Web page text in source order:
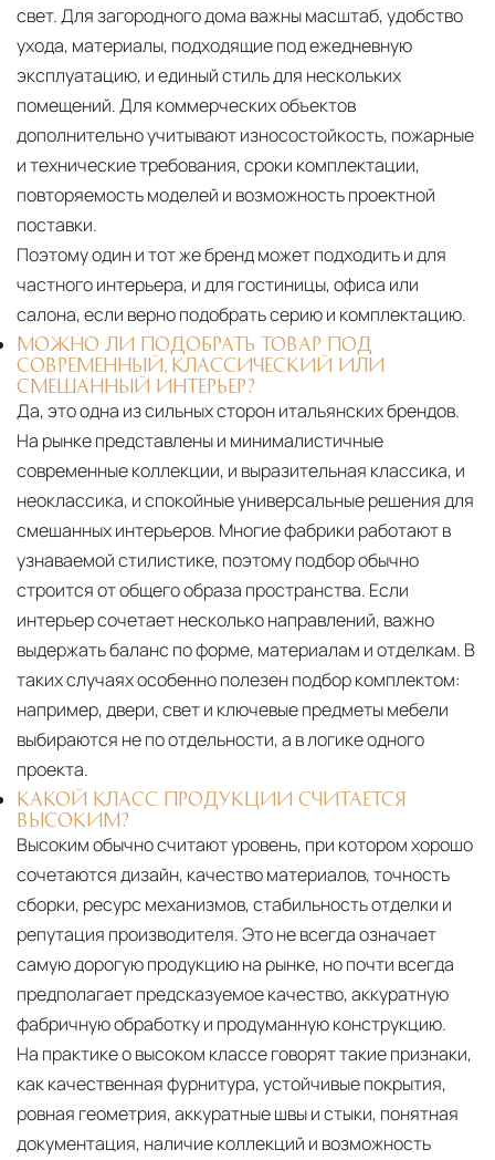
свет. Для загородного дома важны масштаб, удобство
ухода, материалы, подходящие под ежедневную
эксплуатацию, и единый стиль для нескольких
помещений. Для коммерческих объектов
дополнительно учитывают износостойкость, пожарные
и технические требования, сроки комплектации,
повторяемость моделей и возможность проектной
поставки.
Поэтому один и тот же бренд может подходить и для
частного интерьера, и для гостиницы, офиса или
салона, если верно подобрать серию и комплектацию.
МОЖНО ЛИ ПОДОБРАТЬ ТОВАР ПОД
СОВРЕМЕННЫЙ, КЛАССИЧЕСКИЙ ИЛИ
СМЕШАННЫЙ ИНТЕРЬЕР?
Да, это одна из сильных сторон итальянских брендов.
На рынке представлены и минималистичные
современные коллекции, и выразительная классика, и
неоклассика, и спокойные универсальные решения для
смешанных интерьеров. Многие фабрики работают в
узнаваемой стилистике, поэтому подбор обычно
строится от общего образа пространства. Если
интерьер сочетает несколько направлений, важно
выдержать баланс по форме, материалам и отделкам. В
таких случаях особенно полезен подбор комплектом:
например, двери, свет и ключевые предметы мебели
выбираются не по отдельности, а в логике одного
проекта.
КАКОЙ КЛАСС ПРОДУКЦИИ СЧИТАЕТСЯ
ВЫСОКИМ?
Высоким обычно считают уровень, при котором хорошо
сочетаются дизайн, качество материалов, точность
сборки, ресурс механизмов, стабильность отделки и
репутация производителя. Это не всегда означает
самую дорогую продукцию на рынке, но почти всегда
предполагает предсказуемое качество, аккуратную
фабричную обработку и продуманную конструкцию.
На практике о высоком классе говорят такие признаки,
как качественная фурнитура, устойчивые покрытия,
ровная геометрия, аккуратные швы и стыки, понятная
документация, наличие коллекций и возможность